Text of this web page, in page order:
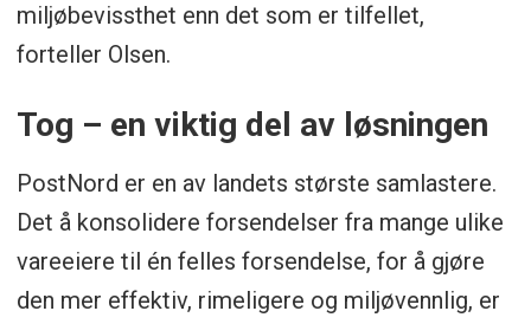
miljøbevissthet enn det som er tilfellet,
forteller Olsen.
Tog – en viktig del av løsningen
PostNord er en av landets største samlastere.
Det å konsolidere forsendelser fra mange ulike
vareeiere til én felles forsendelse, for å gjøre
den mer effektiv, rimeligere og miljøvennlig, er